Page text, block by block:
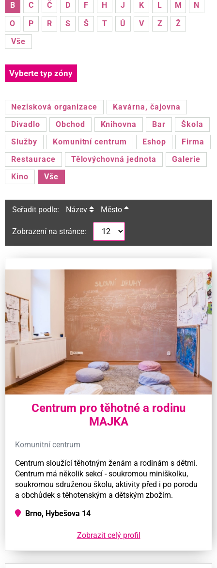
B C Č D F H J K L M
N
O
P R S Š T Ú V Z
Ž
Vše
Vyberte typ zóny
Nezisková organizace
Kavárna, čajovna
Divadlo
Obchod Knihovna Bar
Škola
Služby
Komunitní centrum Eshop
Firma
Restaurace
Tělovýchovná jednota
Galerie
Kino
Vše
Seřadit podle: Název Město
Zobrazení na stránce:
Centrum pro těhotné a rodinu
MAJKA
Komunitní centrum
Centrum sloužící těhotným ženám a rodinám s dětmi.
Centrum má několik sekcí - soukromou miniškolku,
soukromou sdruženou školu, aktivity před i po porodu
a obchůdek s těhotenským a dětským zbožím.
Brno, Hybešova 14
Zobrazit celý profil